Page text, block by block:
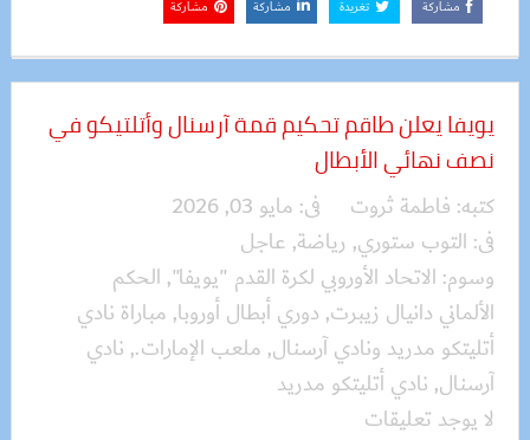
مشاركة تغريدة مشاركة مشاركة
يويفا يعلن طاقم تحكيم قمة آرسنال وأتلتيكو في
نصف نهائي الأبطال
كتبه: فاطمة ثروت فى: مايو 03, 2026
فى: التوب ستوري, رياضة, عاجل
وسوم: الاتحاد الأوروبي لكرة القدم "يويفا", الحكم
الألماني دانيال زيبرت, دوري أبطال أوروبا, مباراة نادي
أتليتكو مدريد ونادي آرسنال, ملعب الإمارات., نادي
آرسنال, نادي أتليتكو مدريد
لا يوجد تعليقات